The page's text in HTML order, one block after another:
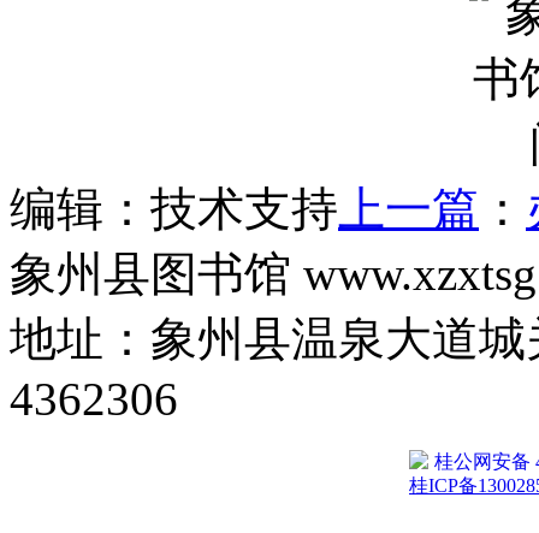
编辑：技术支持 上一篇 ：
象州县图书馆
地址：象州县温泉大道
4362306
桂公网安备
桂ICP备